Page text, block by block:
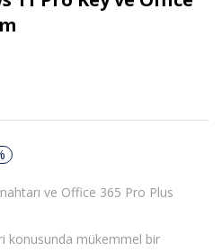
ve Office 365 Pro Plus
konusunda mükemmel bir